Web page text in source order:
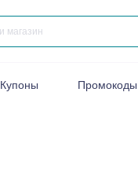
Купоны Промокоды